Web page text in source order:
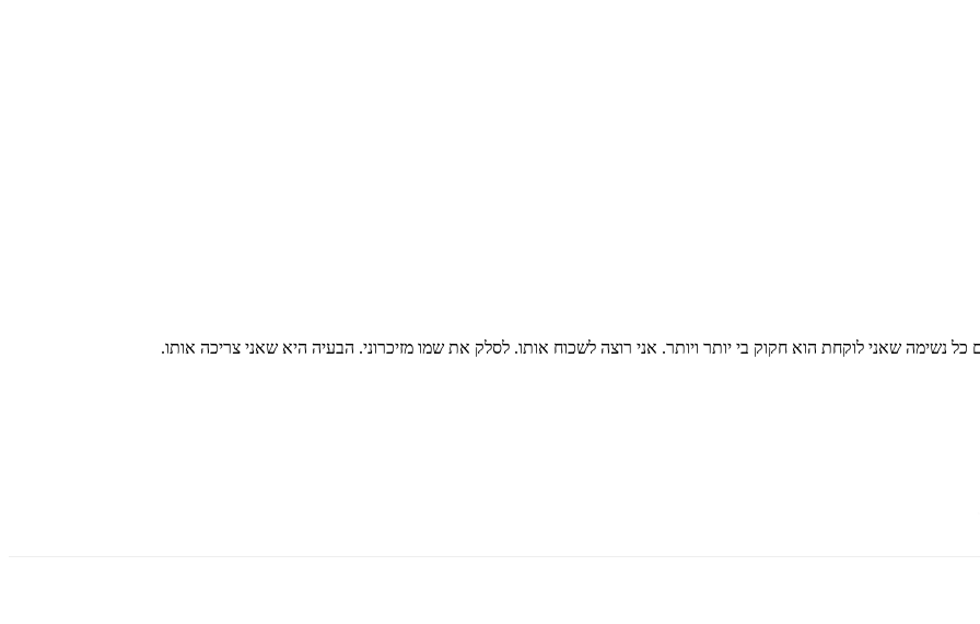
נשימה שאני לוקחת הוא חקוק בי יותר ויותר. אני רוצה לשכוח אותו. לסלק את שמו מזיכרוני. הבעיה היא שאני צריכה אותו.